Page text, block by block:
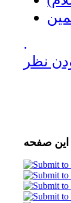
.
نظر
این صفحه